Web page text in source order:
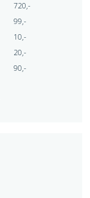
720,-
99,-
10,-
20,-
90,-